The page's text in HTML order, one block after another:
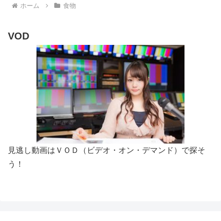
ホーム 食物
VOD
見逃し動画はＶＯＤ（ビデオ・オン・デマンド）で探そ
う！